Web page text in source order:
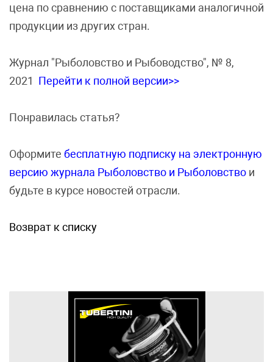
цена по сравнению с поставщиками аналогичной
продукции из других стран.
Журнал "Рыболовство и Рыбоводство", № 8,
2021 Перейти к полной версии>>
Понравилась статья?
Оформите бесплатную подписку на электронную
версию журнала Рыболовство и Рыболовство и
будьте в курсе новостей отрасли.
Возврат к списку